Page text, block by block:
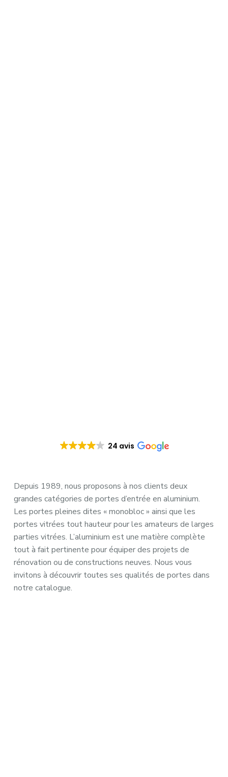
24 avis
Depuis 1989, nous proposons à nos clients deux
grandes catégories de portes d’entrée en aluminium.
Les portes pleines dites « monobloc » ainsi que les
portes vitrées tout hauteur pour les amateurs de larges
parties vitrées. L’aluminium est une matière complète
tout à fait pertinente pour équiper des projets de
rénovation ou de constructions neuves. Nous vous
invitons à découvrir toutes ses qualités de portes dans
notre catalogue.